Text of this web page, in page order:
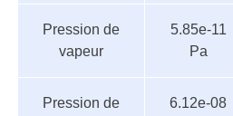
Pression de
vapeur
5.85e-11
Pa
Pression de
6.12e-08